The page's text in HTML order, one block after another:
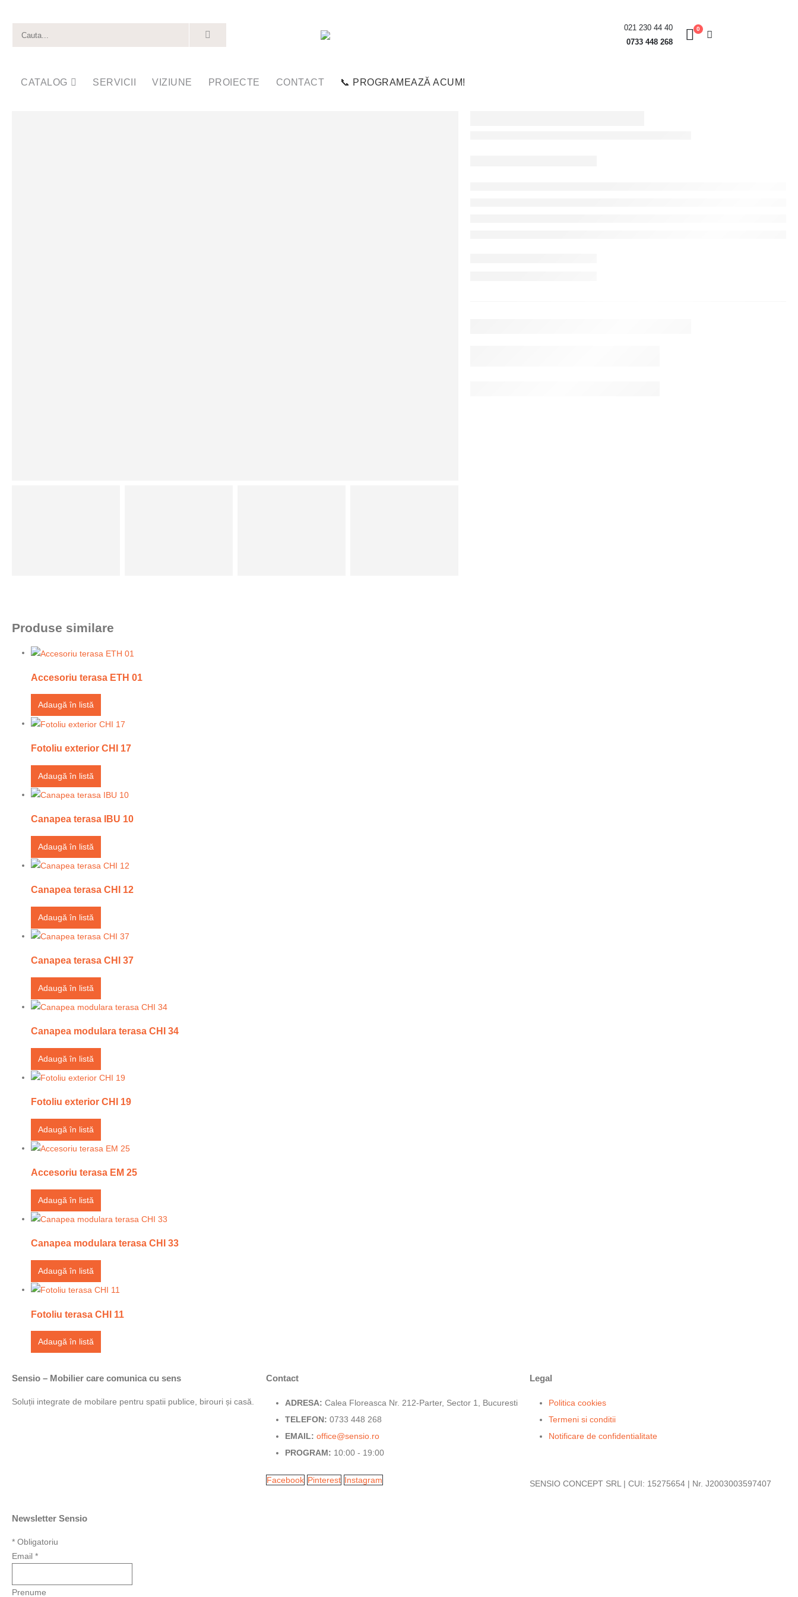
021 230 44 40
0733 448 268
0
CATALOG SERVICII VIZIUNE PROIECTE CONTACT 📞 PROGRAMEAZĂ ACUM!
Produse similare
Accesoriu terasa ETH 01
Adaugă în listă
Fotoliu exterior CHI 17
Adaugă în listă
Canapea terasa IBU 10
Adaugă în listă
Canapea terasa CHI 12
Adaugă în listă
Canapea terasa CHI 37
Adaugă în listă
Canapea modulara terasa CHI 34
Adaugă în listă
Fotoliu exterior CHI 19
Adaugă în listă
Accesoriu terasa EM 25
Adaugă în listă
Canapea modulara terasa CHI 33
Adaugă în listă
Fotoliu terasa CHI 11
Adaugă în listă
Sensio – Mobilier care comunica cu sens
Soluții integrate de mobilare pentru spatii publice, birouri și casă.
Contact
ADRESA: Calea Floreasca Nr. 212-Parter, Sector 1, Bucuresti
TELEFON: 0733 448 268
EMAIL: office@sensio.ro
PROGRAM: 10:00 - 19:00
Facebook Pinterest Instagram
Legal
Politica cookies
Termeni si conditii
Notificare de confidentialitate
SENSIO CONCEPT SRL | CUI: 15275654 | Nr. J2003003597407
Newsletter Sensio
* Obligatoriu
Email *
Prenume